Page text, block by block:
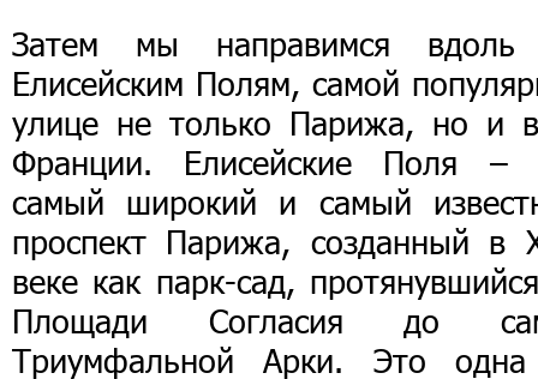
Затем мы направимся
Елисейским Полям, самой
улице не только Парижа, но и
Франции. Елисейские Поля –
самый широкий и самый
проспект Парижа, созданный в
веке как парк-сад,
Площади Согласия до
Триумфальной Арки. Это